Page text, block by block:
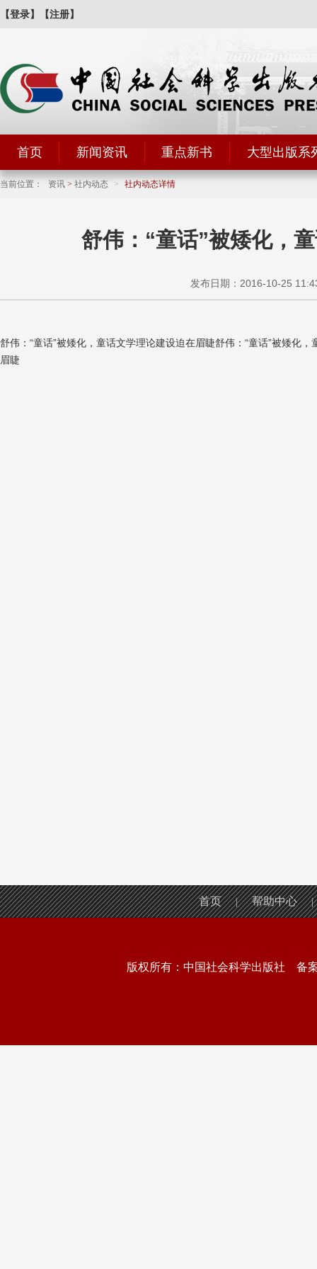
【登录】 【注册】
首页 新闻资讯 重点新书 大型出版系
当前位置： 资讯 > 社内动态 > 社内动态详情
舒伟：“童话”被矮化，
发布日期：2016-10-25
舒伟：“童话”被矮化，童话文学理论建设迫在眉睫舒伟：“童话”被矮化
眉睫
首页 | 帮助中心 |
版权所有：中国社会科学出版社 备